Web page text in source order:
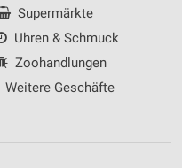
Supermärkte
Uhren & Schmuck
Zoohandlungen
Weitere Geschäfte